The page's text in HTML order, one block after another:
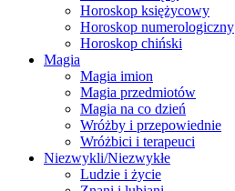
Horoskop księżycowy
Horoskop numerologiczny
Horoskop chiński
Magia
Magia imion
Magia przedmiotów
Magia na co dzień
Wróżby i przepowiednie
Wróżbici i terapeuci
Niezwykli/Niezwykłe
Ludzie i życie